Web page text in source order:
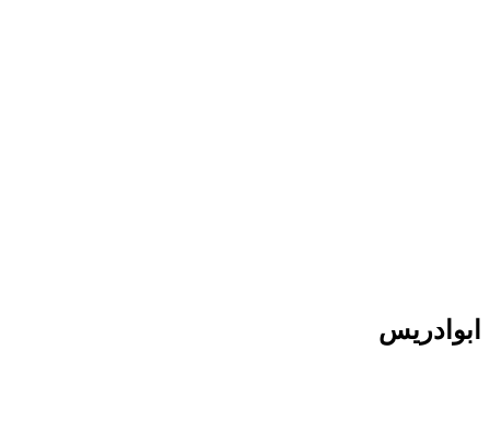
ابوادریس